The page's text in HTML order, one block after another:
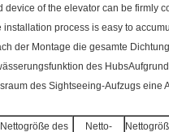
device of the elevator can be firmly
process is easy to
der Montage die gesamte
des
des Sightseeing-Aufzugs eine
Nettogröße des
Netto-